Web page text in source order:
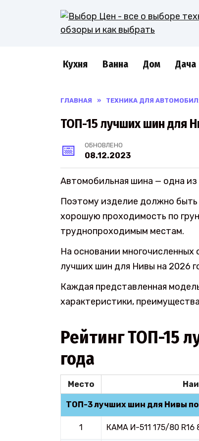
Кухня Ванна Дом Дача
ГЛАВНАЯ » ТЕХНИКА ДЛЯ
ТОП-15 лучших шин для
ОБНОВЛЕНО
08.12.2023
Автомобильная шина — одна
Поэтому изделие должно
хорошую проходимость по
труднопроходимым местам.
На основании
лучших шин для Нивы на 2026
Каждая представленная
характеристики,
Рейтинг ТОП-15
года
Место
ТОП-3 лучших шин для Нивы
1 КАМА И-511 175/80 R16